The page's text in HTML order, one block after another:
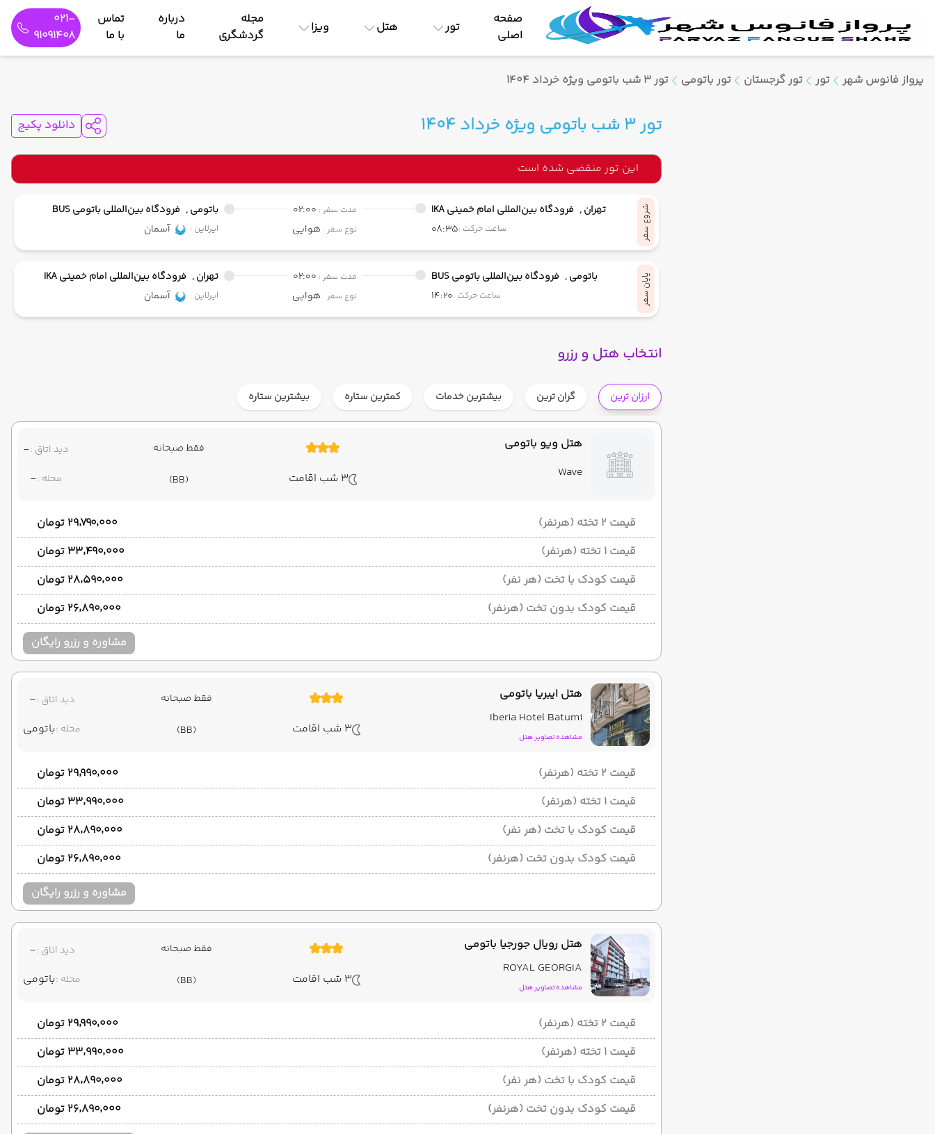
صفحه
اصلی
تور هتل ویزا
مجله
گردشگری
درباره
ما
تماس
با ما
021-
91091408
پرواز فانوس شهر تور تور گرجستان تور باتومی تور 3 شب باتومی ویژه خرداد 1404
تور 3 شب باتومی ویژه خرداد 1404 دانلود پکیج
این تور منقضی شده است
شروع سفر تهران , فرودگاه بین‌المللی امام خمینی IKA
ساعت حرکت :08:35
مدت سفر : 02:00
نوع سفر : هوایی
باتومی , فرودگاه بین‌المللی باتومی BUS
ایرلاین : آسمان
پایان سفر باتومی , فرودگاه بین‌المللی باتومی BUS
ساعت حرکت :14:20
مدت سفر : 02:00
نوع سفر : هوایی
تهران , فرودگاه بین‌المللی امام خمینی IKA
ایرلاین : آسمان
انتخاب هتل و رزرو
ارزان ترین گران ترین بیشترین خدمات کمترین ستاره بیشترین ستاره
هتل ویو باتومی
Wave
3 شب اقامت
فقط صبحانه
(BB)
دید اتاق :-
محله :-
قیمت 2 تخته (هرنفر)
۲۹٬۷۹۰٬۰۰۰ تومان
قیمت 1 تخته (هرنفر)
۳۳٬۴۹۰٬۰۰۰ تومان
قیمت کودک با تخت (هر نفر)
۲۸٬۵۹۰٬۰۰۰ تومان
قیمت کودک بدون تخت (هرنفر)
۲۶٬۸۹۰٬۰۰۰ تومان
مشاوره و رزرو رایگان
هتل ایبریا باتومی
Iberia Hotel Batumi
مشاهده تصاویر هتل 3 شب اقامت
فقط صبحانه
(BB)
دید اتاق :-
محله :باتومی
قیمت 2 تخته (هرنفر)
۲۹٬۹۹۰٬۰۰۰ تومان
قیمت 1 تخته (هرنفر)
۳۳٬۹۹۰٬۰۰۰ تومان
قیمت کودک با تخت (هر نفر)
۲۸٬۸۹۰٬۰۰۰ تومان
قیمت کودک بدون تخت (هرنفر)
۲۶٬۸۹۰٬۰۰۰ تومان
مشاوره و رزرو رایگان
هتل رویال جورجیا باتومی
ROYAL GEORGIA
مشاهده تصاویر هتل 3 شب اقامت
فقط صبحانه
(BB)
دید اتاق :-
محله :باتومی
قیمت 2 تخته (هرنفر)
۲۹٬۹۹۰٬۰۰۰ تومان
قیمت 1 تخته (هرنفر)
۳۳٬۹۹۰٬۰۰۰ تومان
قیمت کودک با تخت (هر نفر)
۲۸٬۸۹۰٬۰۰۰ تومان
قیمت کودک بدون تخت (هرنفر)
۲۶٬۸۹۰٬۰۰۰ تومان